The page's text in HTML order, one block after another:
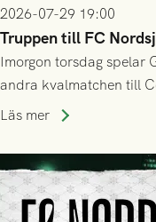
2026-07-29 19:00
Truppen till FC
Imorgon torsdag spelar
andra kvalmatchen till
Park! Fredrik Holmberg
Läs mer